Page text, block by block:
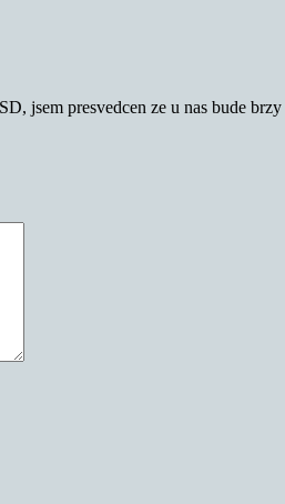
jsem presvedcen ze u nas bude